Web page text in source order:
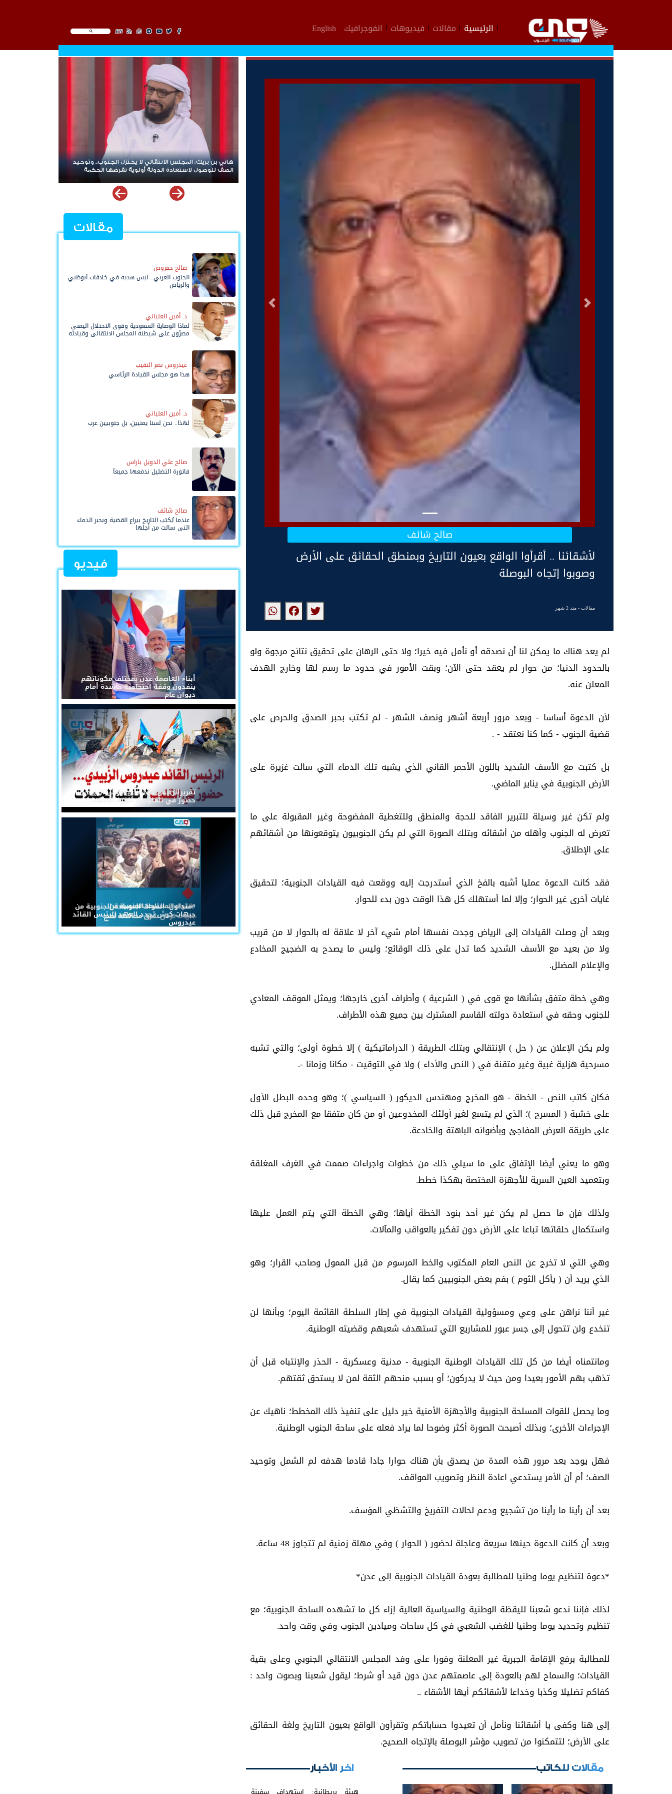
EN الرئيسية مقالات فيديوهات انفوجرافيك English
التالى السابق
صالح شائف
لأشقائنا .. أقرأوا الواقع بعيون التاريخ وبمنطق الحقائق على الأرض
وصوبوا إتجاه البوصلة
مقالات- منذ 2 شهر
لم يعد هناك ما يمكن لنا أن نصدقه أو نأمل فيه خيرا؛ ولا حتى الرهان على تحقيق نتائح مرجوة ولو
بالحدود الدنيا؛ من حوار لم يعقد حتى الآن؛ وبقت الأمور في حدود ما رسم لها وخارج الهدف
المعلن عنه.
لأن الدعوة أساسا - وبعد مرور أربعة أشهر ونصف الشهر - لم تكتب بحبر الصدق والحرص على
قضية الجنوب - كما كنا نعتقد - .
بل كتبت مع الأسف الشديد باللون الأحمر القاني الذي يشبه تلك الدماء التي سالت غزيرة على
الأرض الجنوبية في يناير الماضي.
ولم تكن غير وسيلة للتبرير الفاقد للحجة والمنطق وللتغطية المفضوحة وغير المقبولة على ما
تعرض له الجنوب وأهله من أشقائه وبتلك الصورة التي لم يكن الجنوبيون يتوقعونها من أشقائهم
على الإطلاق.
فقد كانت الدعوة عمليا أشبه بالفخ الذي أستدرجت إليه ووقعت فيه القيادات الجنوبية؛ لتحقيق
غايات أخرى غير الحوار؛ وإلا لما أستهلك كل هذا الوقت دون بدء للحوار.
وبعد أن وصلت القيادات إلى الرياض وجدت نفسها أمام شيء آخر لا علاقة له بالحوار لا من قريب
ولا من بعيد مع الأسف الشديد كما تدل على ذلك الوقائع؛ وليس ما يصدح به الضجيج المخادع
والإعلام المضلل.
وهي خطة متفق بشأنها مع قوى في ( الشرعية ) وأطراف أخرى خارجها؛ ويمثل الموقف المعادي
للجنوب وحقه في استعادة دولته القاسم المشترك بين جميع هذه الأطراف.
ولم يكن الإعلان عن ( حل ) الإنتقالي وبتلك الطريقة ( الدراماتيكية ) إلا خطوة أولى؛ والتي تشبه
مسرحية هزلية غبية وغير متقنة في ( النص والأداء ) ولا في التوقيت - مكانا وزمانا -.
فكان كاتب النص - الخطة - هو المخرج ومهندس الديكور ( السياسي )؛ وهو وحده البطل الأول
على خشبة ( المسرح )؛ الذي لم يتسع لغير أولئك المخدوعين أو من كان متفقا مع المخرج قبل ذلك
على طريقة العرض المفاجئ وبأضوائه الباهتة والخادعة.
وهو ما يعني أيضا الإتفاق على ما سيلي ذلك من خطوات واجراءات صممت في الغرف المغلقة
وبتعميد العين السرية للأجهزة المختصة بهكذا خطط.
ولذلك فإن ما حصل لم يكن غير أحد بنود الخطة أياها؛ وهي الخطة التي يتم العمل عليها
واستكمال حلقاتها تباعا على الأرض دون تفكير بالعواقب والمآلات.
وهي التي لا تخرج عن النص العام المكتوب والخط المرسوم من قبل الممول وصاحب القرار؛ وهو
الذي يريد أن ( يأكل الثوم ) بفم بعض الجنوبيين كما يقال.
غير أننا نراهن على وعي ومسؤولية القيادات الجنوبية في إطار السلطة القائمة اليوم؛ وبأنها لن
تنخدع ولن تتحول إلى جسر عبور للمشاريع التي تستهدف شعبهم وقضيته الوطنية.
ومانتمناه أيضا من كل تلك القيادات الوطنية الجنوبية - مدنية وعسكرية - الحذر والإنتباه قبل أن
تذهب بهم الأمور بعيدا ومن حيث لا يدركون؛ أو بسبب منحهم الثقة لمن لا يستحق ثقتهم.
وما يحصل للقوات المسلحة الجنوبية والأجهزة الأمنية خير دليل على تنفيذ ذلك المخطط؛ ناهيك عن
الإجراءات الأخرى؛ وبذلك أصبحت الصورة أكثر وضوحا لما يراد فعله على ساحة الجنوب الوطنية.
فهل يوجد بعد مرور هذه المدة من يصدق بأن هناك حوارا جادا قادما هدفه لم الشمل وتوحيد
الصف؛ أم أن الأمر يستدعي اعادة النظر وتصويب المواقف.
بعد أن رأينا ما رأينا من تشجيع ودعم لحالات التفريخ والتشظي المؤسف.
وبعد أن كانت الدعوة حينها سريعة وعاجلة لحضور ( الحوار ) وفي مهلة زمنية لم تتجاوز 48 ساعة.
*دعوة لتنظيم يوما وطنيا للمطالبة بعودة القيادات الجنوبية إلى عدن*
لذلك فإننا ندعو شعبنا لليقظة الوطنية والسياسية العالية إزاء كل ما تشهده الساحة الجنوبية؛ مع
تنظيم وتحديد يوما وطنيا للغضب الشعبي في كل ساحات وميادين الجنوب وفي وقت واحد.
للمطالبة برفع الإقامة الجبرية غير المعلنة وفورا على وفد المجلس الانتقالي الجنوبي وعلى بقية
القيادات؛ والسماح لهم بالعودة إلى عاصمتهم عدن دون قيد أو شرط؛ ليقول شعبنا وبصوت واحد :
كفاكم تضليلا وكذبا وخداعا لأشقائكم أيها الأشقاء ..
إلى هنا وكفى يا أشقائنا ونأمل أن تعيدوا حساباتكم وتقرأون الواقع بعيون التاريخ ولغة الحقائق
على الأرض؛ لتتمكنوا من تصويب مؤشر البوصلة بالإتجاه الصحيح.
مقالات للكاتب اخر الأخبار
Zinjibar: Civil Disobedience Enters Third Consecutive Day Amid Total
Commercial Compliance and Widespread Public Engagement.
مقالات
صالح حقروص
الجنوب العربي.. ليس هدية في خلافات أبوظبي
والرياض
د. أمين العلياني
لماذا الوصاية السعودية وقوى الاحتلال اليمني
مصرّون على شيطنة المجلس الانتقالي وقيادته
المفوضة وحواضنه الشعبية؟
عيدروس نصر النقيب
هذا هو مجلس القيادة الرئاسي
د. أمين العلياني
لهذا.. نحن لسنا يمنيين، بل جنوبيين عرب
صالح علي الدويل باراس
فاتورة التضليل ندفعها جميعاً
صالح شائف
عندما يُكتب التاريخ بيراع القضية وبحبر الدماء
التي سالت من أجلها
فيديو
أبناء العاصمة عدن بمختلف مكوناتهم
ينفذون وقفة احتجاجية حاشدة أمام
ديوان عام
تقريرالرئيس القائد عيدروس الزُبيدي...
حضورٌ في القلوب لا تُلغيه الحملات
#متداول: القوات المسلحة الجنوبية من
جبهات كرش تجدد العهد للرئيس القائد
عيدروس